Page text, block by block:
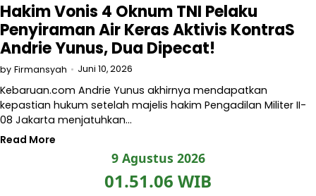
Hakim Vonis 4 Oknum TNI Pelaku
Penyiraman Air Keras Aktivis KontraS
Andrie Yunus, Dua Dipecat!
by Firmansyah Juni 10, 2026
Kebaruan.com Andrie Yunus akhirnya mendapatkan
kepastian hukum setelah majelis hakim Pengadilan Militer II-
08 Jakarta menjatuhkan…
Read More
9 Agustus 2026
01.51.06 WIB